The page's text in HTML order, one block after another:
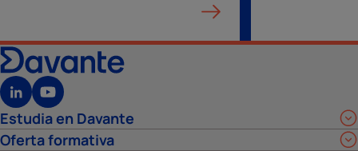
Estudia en Davante
Oferta formativa